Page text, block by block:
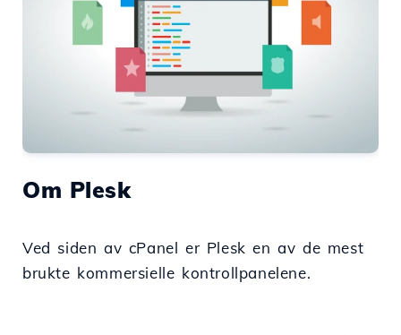
Om Plesk
Ved siden av cPanel er Plesk en av de mest
brukte kommersielle kontrollpanelene.